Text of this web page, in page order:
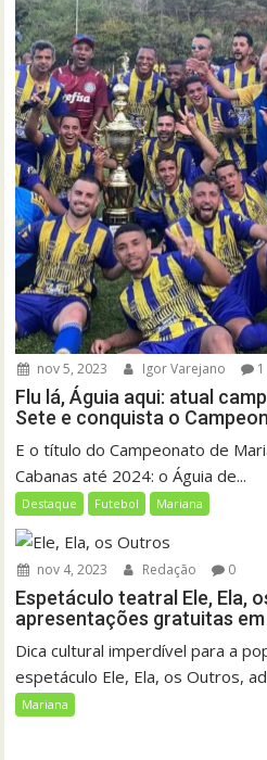
nov 5, 2023 Igor Varejano 1
Flu lá, Águia aqui: atual
Sete e conquista o
E o título do Campeonato de
Cabanas até 2024: o Águia de...
Destaque Futebol Mariana
nov 4, 2023 Redação 0
Espetáculo teatral Ele, Ela,
apresentações gratuitas
Dica cultural imperdível para a
espetáculo Ele, Ela, os Outros,
Mariana